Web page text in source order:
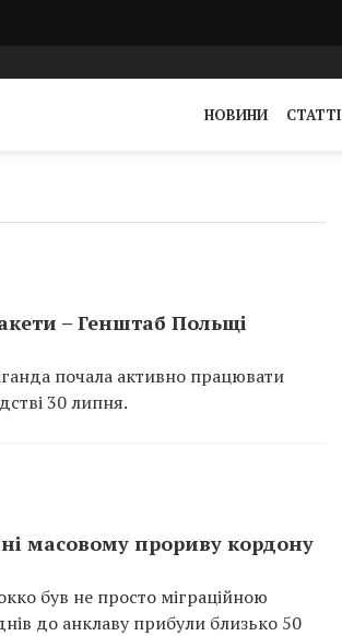
НОВИНИ СТАТТІ
– Генштаб Польщі
почала активно працювати
30 липня.
масовому прориву кордону
був не просто міграційною
до анклаву прибули близько 50